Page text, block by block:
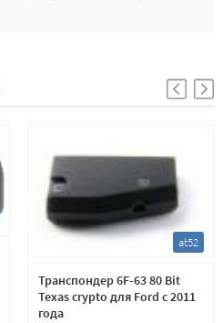
at52
Транспондер 6F-63 80 Bit
Texas crypto для Ford с 2011
года